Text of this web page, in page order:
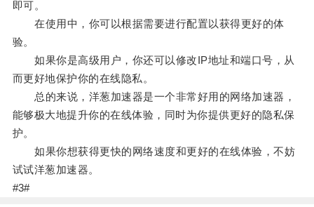
即可。
在使用中，你可以根据需要进行配置以获得更好的体
验。
如果你是高级用户，你还可以修改IP地址和端口号，从
而更好地保护你的在线隐私。
总的来说，洋葱加速器是一个非常好用的网络加速器，
能够极大地提升你的在线体验，同时为你提供更好的隐私保
护。
如果你想获得更快的网络速度和更好的在线体验，不妨
试试洋葱加速器。
#3#